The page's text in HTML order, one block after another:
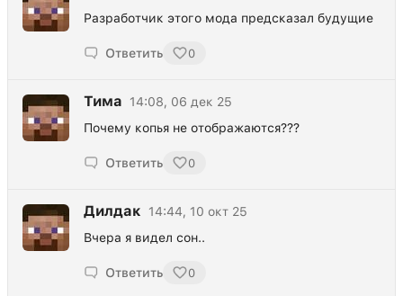
Разработчик этого мода предсказал будущие
Ответить 0
Тима
14:08, 06 дек 25
Почему копья не отображаются???
Ответить 0
Дилдак
14:44, 10 окт 25
Вчера я видел сон..
Ответить 0